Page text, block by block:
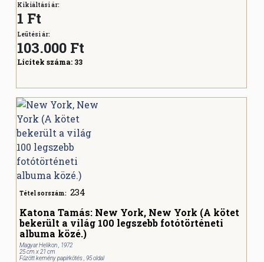
Kikiáltási ár:
1 Ft
Leütési ár:
103.000 Ft
Licitek száma: 33
Tétel sorszám: 234
Katona Tamás: New York, New York (A kötet
bekerült a világ 100 legszebb fotótörténeti
albuma közé.)
Magyar Helikon , 1972
25 cm x 21 cm
Fűzött kemény papírkötés , 95 oldal